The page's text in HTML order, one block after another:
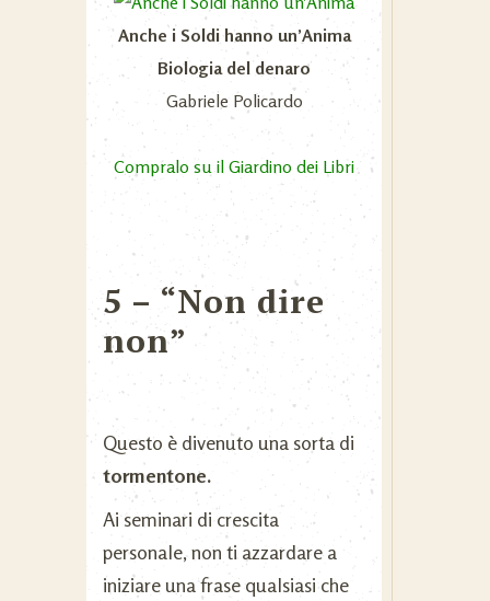
Anche i Soldi hanno un’Anima
Biologia del denaro
Gabriele Policardo
Compralo su il Giardino dei Libri
5 – “Non dire
non”
Questo è divenuto una sorta di
tormentone.
Ai seminari di crescita
personale, non ti azzardare a
iniziare una frase qualsiasi che